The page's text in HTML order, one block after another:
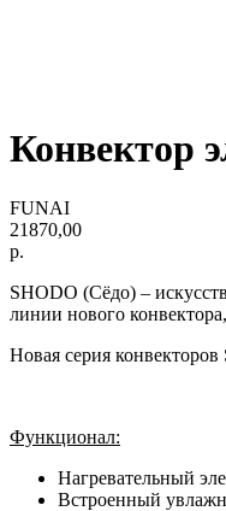
Конвектор
FUNAI
21870,00
р.
SHODO (Сёдо) –
линии нового
Новая серия
Функционал:
Нагревательный
Встроенный